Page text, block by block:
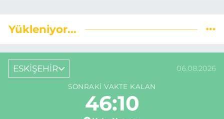
Yükleniyor...
ESKİŞEHİR 06.08.2026
SONRAKI VAKTE KALAN
46:09